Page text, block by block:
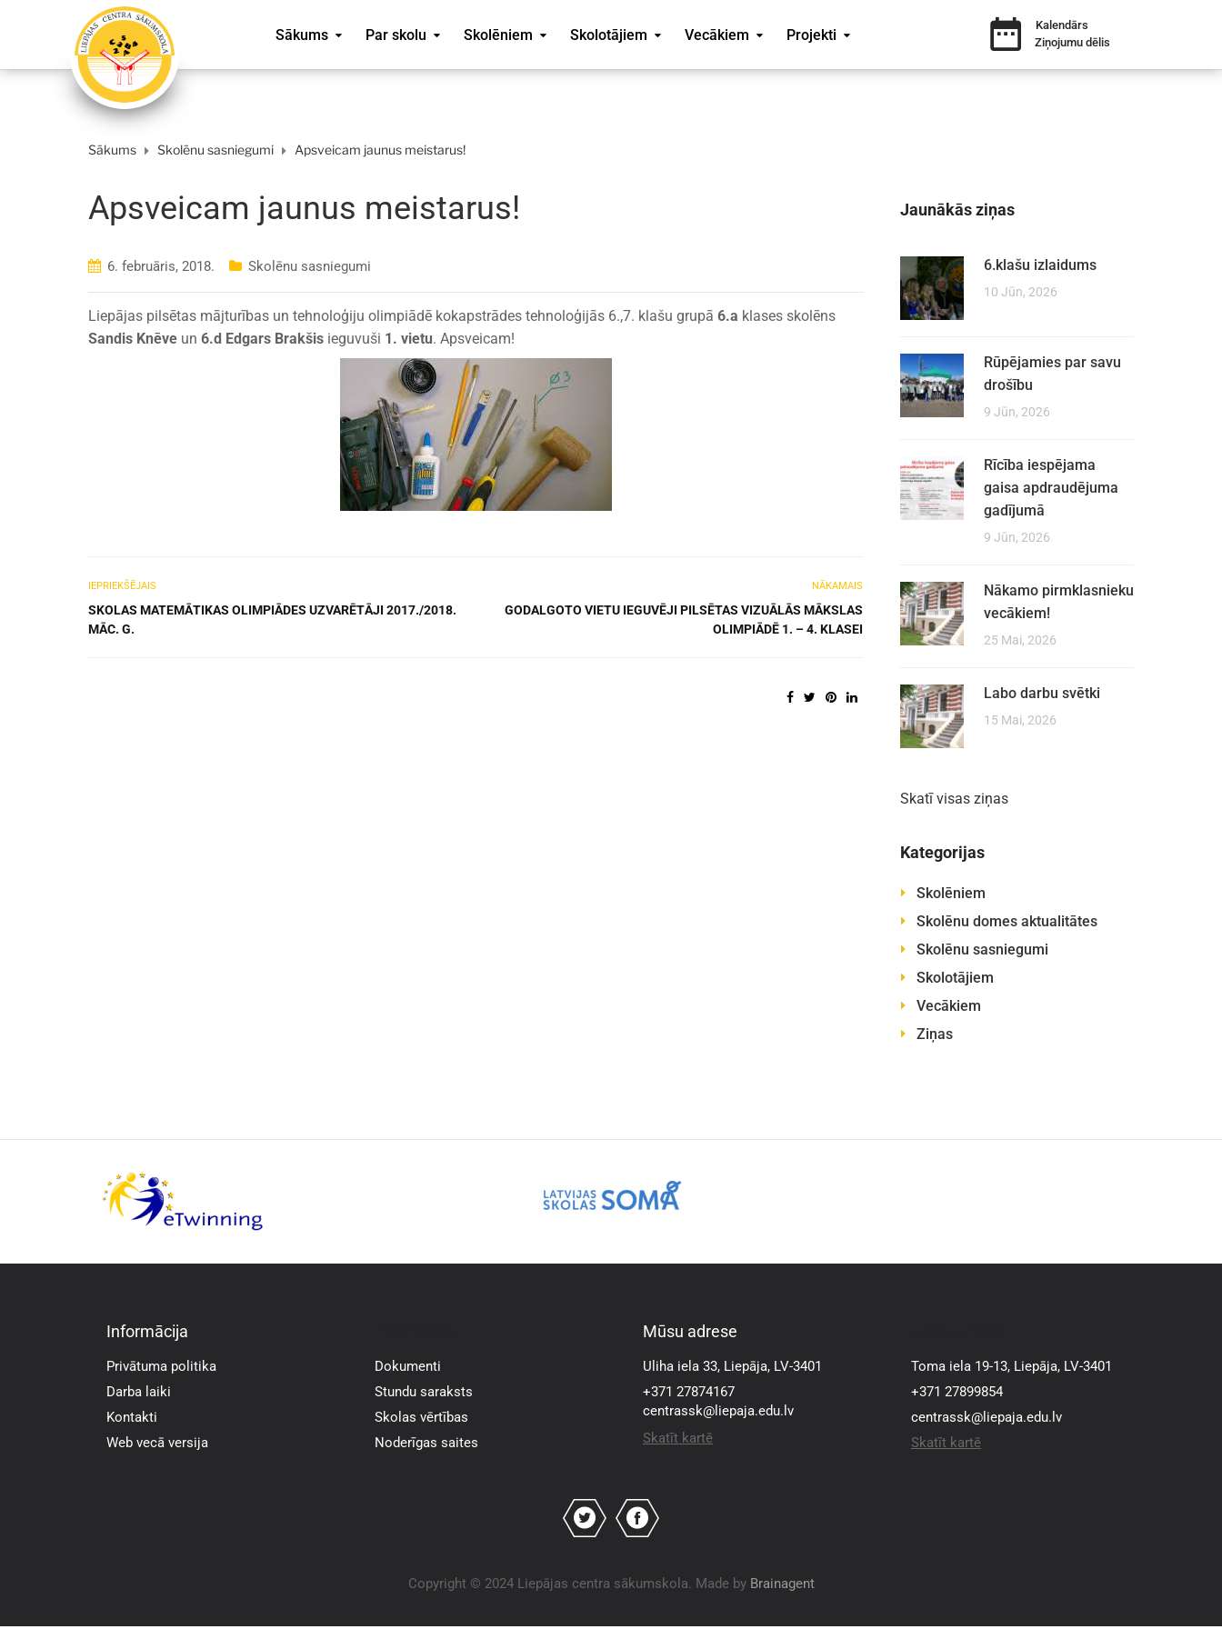
Sākums Par skolu Skolēniem Skolotājiem Vecākiem Projekti
Kalendārs
Ziņojumu dēlis
Sākums Skolēnu sasniegumi Apsveicam jaunus meistarus!
Apsveicam jaunus meistarus!
6. februāris, 2018. Skolēnu sasniegumi
Liepājas pilsētas mājturības un tehnoloģiju olimpiādē kokapstrādes tehnoloģijās 6.,7. klašu grupā 6.a klases skolēns
Sandis Knēve un 6.d Edgars Brakšis ieguvuši 1. vietu. Apsveicam!
IEPRIEKŠĒJAIS
SKOLAS MATEMĀTIKAS OLIMPIĀDES UZVARĒTĀJI 2017./2018.
MĀC. G.
NĀKAMAIS
GODALGOTO VIETU IEGUVĒJI PILSĒTAS VIZUĀLĀS MĀKSLAS
OLIMPIĀDĒ 1. – 4. KLASEI
Jaunākās ziņas
6.klašu izlaidums
10 Jūn, 2026
Rūpējamies par savu
drošību
9 Jūn, 2026
Rīcība iespējama
gaisa apdraudējuma
gadījumā
9 Jūn, 2026
Nākamo pirmklasnieku
vecākiem!
25 Mai, 2026
Labo darbu svētki
15 Mai, 2026
Skatī visas ziņas
Kategorijas
Skolēniem
Skolēnu domes aktualitātes
Skolēnu sasniegumi
Skolotājiem
Vecākiem
Ziņas
Informācija
Privātuma politika
Darba laiki
Kontakti
Web vecā versija
Dokumenti
Stundu saraksts
Skolas vērtības
Noderīgas saites
Mūsu adrese
Uliha iela 33, Liepāja, LV-3401
+371 27874167
centrassk@liepaja.edu.lv
Skatīt kartē
Toma iela 19-13, Liepāja, LV-3401
+371 27899854
centrassk@liepaja.edu.lv
Skatīt kartē
Copyright © 2024 Liepājas centra sākumskola. Made by Brainagent